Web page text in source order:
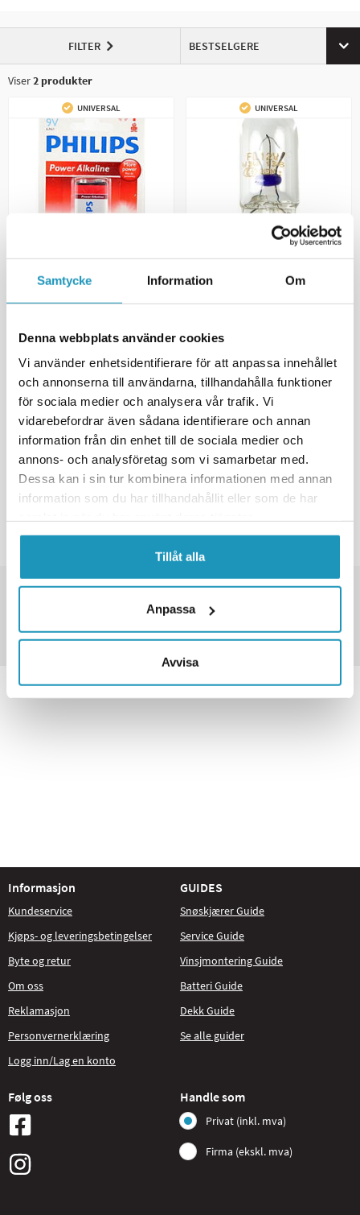
Samtycke Information Om
Denna webbplats använder cookies
Vi använder enhetsidentifierare för att anpassa innehållet
och annonserna till användarna, tillhandahålla funktioner
för sociala medier och analysera vår trafik. Vi
vidarebefordrar även sådana identifierare och annan
information från din enhet till de sociala medier och
annons- och analysföretag som vi samarbetar med.
Dessa kan i sin tur kombinera informationen med annan
information som du har tillhandahållit eller som de har
Tillåt alla
Anpassa
Avvisa
FILTER BESTSELGERE
Viser2 produkter
UNIVERSAL
Batteri 9 volt / LR61 1-pakning
HANDLEKURVEN
MER INFORMASJON
UNIVERSAL
Lyspære W2x4,6d T5 12V 1,2W,
+ LEGG TIL I
HANDLEKURVEN
MER INFORMASJON
Viser2av2produkter
TUSENVIS AV VARER PÅ LAGER
FRAKT FRA 79 KR
30 DAGERS ÅPENT KJØP
Informasjon
Kundeservice
Kjøps- og leveringsbetingelser
Byte og retur
Om oss
Reklamasjon
Personvernerklæring
Logg inn/Lag en konto
GUIDES
Snøskjærer Guide
Service Guide
Vinsjmontering Guide
Batteri Guide
Dekk Guide
Se alle guider
Følg oss Handle som
Privat (inkl. mva)
Firma (ekskl. mva)